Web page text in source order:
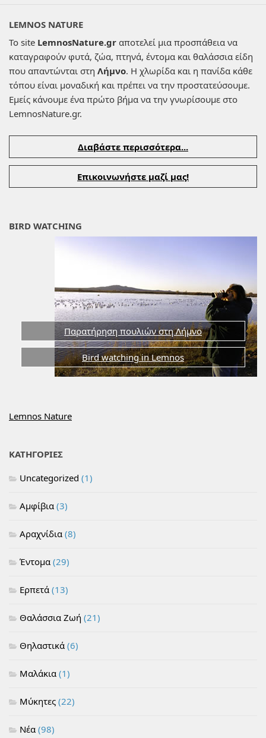
LEMNOS NATURE
Το site LemnosNature.gr αποτελεί μια προσπάθεια να
καταγραφούν φυτά, ζώα, πτηνά, έντομα και θαλάσσια είδη
που απαντώνται στη Λήμνο. Η χλωρίδα και η πανίδα κάθε
τόπου είναι μοναδική και πρέπει να την προστατεύσουμε.
Εμείς κάνουμε ένα πρώτο βήμα να την γνωρίσουμε στο
LemnosNature.gr.
Διαβάστε περισσότερα...
Επικοινωνήστε μαζί μας!
BIRD WATCHING
Παρατήρηση πουλιών στη Λήμνο
Bird watching in Lemnos
Lemnos Nature
ΚΑΤΗΓΟΡΙΕΣ
Uncategorized (1)
Αμφίβια (3)
Αραχνίδια (8)
Έντομα (29)
Ερπετά (13)
Θαλάσσια Ζωή (21)
Θηλαστικά (6)
Μαλάκια (1)
Μύκητες (22)
Νέα (98)